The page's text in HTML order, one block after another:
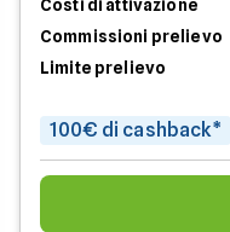
Costi di attivazione
Commissioni prelievo
Limite prelievo
100€ di cashback*